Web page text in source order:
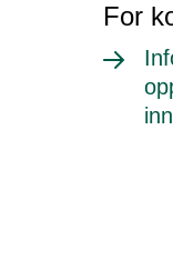
For